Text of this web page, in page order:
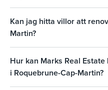
Kan jag hitta villor att
Martin?
Hur kan Marks Real
i Roquebrune-Cap-Martin?